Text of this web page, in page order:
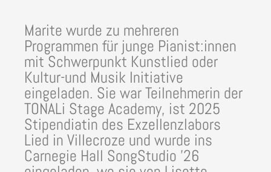
Marite wurde zu mehreren
Programmen für junge Pianist:innen
mit Schwerpunkt Kunstlied oder
Kultur-und Musik Initiative
eingeladen. Sie war Teilnehmerin der
TONALi Stage Academy, ist 2025
Stipendiatin des Exzellenzlabors
Lied in Villecroze und wurde ins
Carnegie Hall SongStudio ’26